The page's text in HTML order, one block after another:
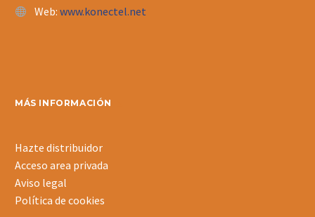
Web: www.konectel.net
MÁS INFORMACIÓN
Hazte distribuidor
Acceso area privada
Aviso legal
Política de cookies